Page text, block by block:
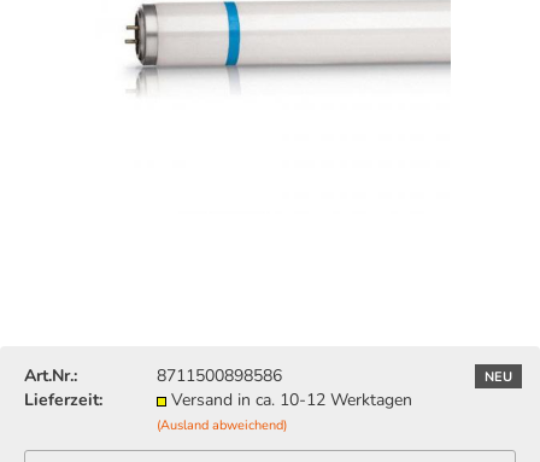
NEU
Art.Nr.:
8711500898586
Lieferzeit:
Versand in ca. 10-12 Werktagen
(Ausland abweichend)